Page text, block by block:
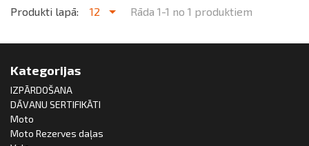
Produkti lapā: 12 Rāda 1-1 no 1 produktiem
Kategorijas
IZPĀRDOŠANA
DĀVANU SERTIFIKĀTI
Moto
Moto Rezerves daļas